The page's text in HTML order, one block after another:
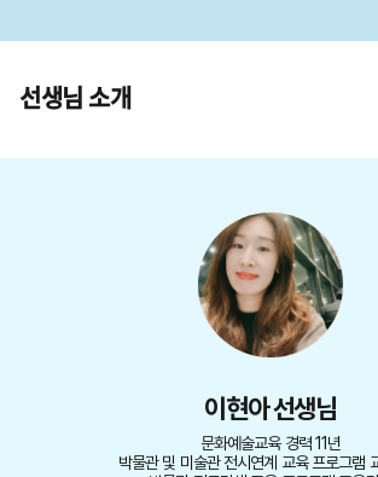
선생님 소개
이현아 선생님
문화예술교육 경력 11년
박물관 및 미술관 전시연계 교육 프로그램